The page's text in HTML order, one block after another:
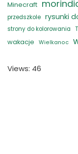
Minecraft
przedszkole rysunki
strony do kolorowania
wakacje
Wielkanoc
Views: 46